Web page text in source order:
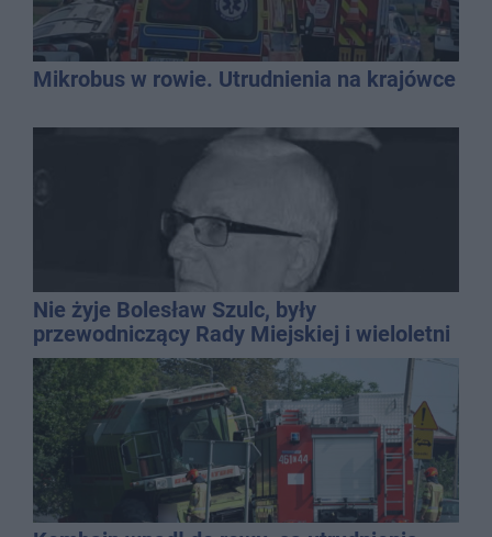
Mikrobus w rowie. Utrudnienia na krajówce
Nie żyje Bolesław Szulc, były
przewodniczący Rady Miejskiej i wieloletni
dyrektor SP 14